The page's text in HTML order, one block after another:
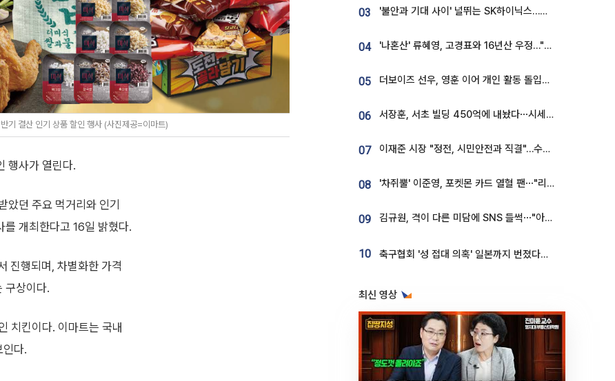
기 결산 인기 상품 할인 행사 (사진제공=이마트)
행사가 열린다.
았던 주요 먹거리와 인기
를 개최한다고 16일 밝혔다.
진행되며, 차별화한 가격
구상이다.
치킨이다. 이마트는 국내
인다.
03 '불안과 기대 사이' 널뛰는 SK하이닉스…증권가 "HBM4·LTA 기반 펀터멘털 견고"
04 '나혼산' 류혜영, 고경표와 16년산 우정…"자취방서 부모님과 마주쳐"
05 더보이즈 선우, 영훈 이어 개인 활동 돌입⋯앳에어리어와 전속계약
06 서장훈, 서초 빌딩 450억에 내놨다⋯시세차익은
07 이재준 시장 "정전, 시민안전과 직결"…수원시 비상대응체계 가동
08 '차쥐뿔' 이준영, 포켓몬 카드 열혈 팬⋯"리셀러 처단할 것"
09 김규원, 격이 다른 미담에 SNS 들썩⋯"아이 속옷 빨고 졸업식도 참석"
10 축구협회 '성 접대 의혹' 일본까지 번졌다…日 심판 실명 공개
최신 영상